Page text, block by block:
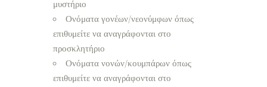
μυστήριο
Ονόματα γονέων/νεονύμφων όπως
επιθυμείτε να αναγράφονται στο
προσκλητήριο
Ονόματα νονών/κουμπάρων όπως
επιθυμείτε να αναγράφονται στο